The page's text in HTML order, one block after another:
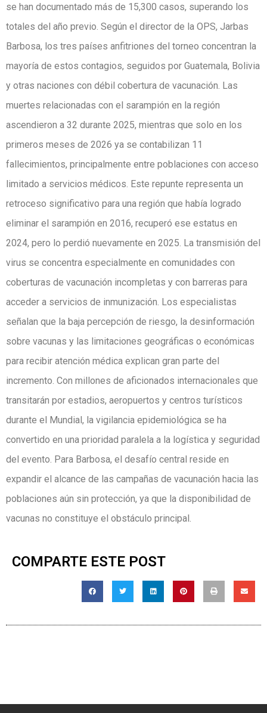
se han documentado más de 15,300 casos, superando los
totales del año previo. Según el director de la OPS, Jarbas
Barbosa, los tres países anfitriones del torneo concentran la
mayoría de estos contagios, seguidos por Guatemala, Bolivia
y otras naciones con débil cobertura de vacunación. Las
muertes relacionadas con el sarampión en la región
ascendieron a 32 durante 2025, mientras que solo en los
primeros meses de 2026 ya se contabilizan 11
fallecimientos, principalmente entre poblaciones con acceso
limitado a servicios médicos. Este repunte representa un
retroceso significativo para una región que había logrado
eliminar el sarampión en 2016, recuperó ese estatus en
2024, pero lo perdió nuevamente en 2025. La transmisión del
virus se concentra especialmente en comunidades con
coberturas de vacunación incompletas y con barreras para
acceder a servicios de inmunización. Los especialistas
señalan que la baja percepción de riesgo, la desinformación
sobre vacunas y las limitaciones geográficas o económicas
para recibir atención médica explican gran parte del
incremento. Con millones de aficionados internacionales que
transitarán por estadios, aeropuertos y centros turísticos
durante el Mundial, la vigilancia epidemiológica se ha
convertido en una prioridad paralela a la logística y seguridad
del evento. Para Barbosa, el desafío central reside en
expandir el alcance de las campañas de vacunación hacia las
poblaciones aún sin protección, ya que la disponibilidad de
vacunas no constituye el obstáculo principal.
COMPARTE ESTE POST